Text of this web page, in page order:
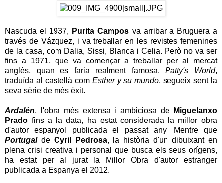
Nascuda el 1937, Purita Campos va arribar a Bruguera a
través de Vázquez, i va treballar en les revistes femenines
de la casa, com Dalia, Sissi, Blanca i Celia. Però no va ser
fins a 1971, que va començar a treballar per al mercat
anglès, quan es faria realment famosa.Patty's World,
traduïda al castellà com Esther y su mundo, segueix sent la
seva sèrie de més èxit.
Ardalén, l'obra més extensa i ambiciosa de
Miguelanxo
Prado fins a la data, ha estat considerada la millor obra
d'autor espanyol publicada el passat any. Mentre que
Portugalde Cyril Pedrosa, la història d'un dibuixant en
plena crisi creativa i personal que busca els seus orígens,
ha estat per al jurat la Millor Obra d'autor estranger
publicada a Espanya el 2012.